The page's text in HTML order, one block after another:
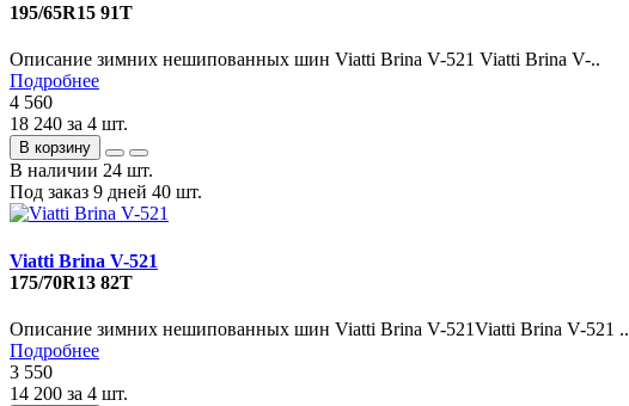
195/65R15 91T
Описание зимних нешипованных шин Viatti Brina V-521 Viatti Brina V-..
Подробнее
4 560
18 240 за 4 шт.
В корзину
В наличии 24 шт.
Под заказ 9 дней 40 шт.
Viatti Brina V-521
175/70R13 82T
Описание зимних нешипованных шин Viatti Brina V-521Viatti Brina V-521 ..
Подробнее
3 550
14 200 за 4 шт.